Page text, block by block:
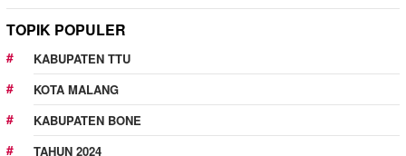
TOPIK POPULER
KABUPATEN TTU
KOTA MALANG
KABUPATEN BONE
TAHUN 2024